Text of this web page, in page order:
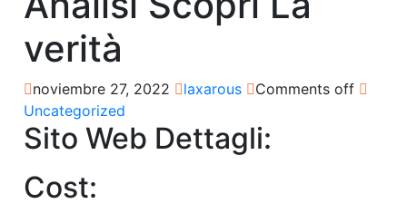
verità
noviembre 27, 2022 laxarous
Comments off
Uncategorized
Sito Web Dettagli:
Cost: